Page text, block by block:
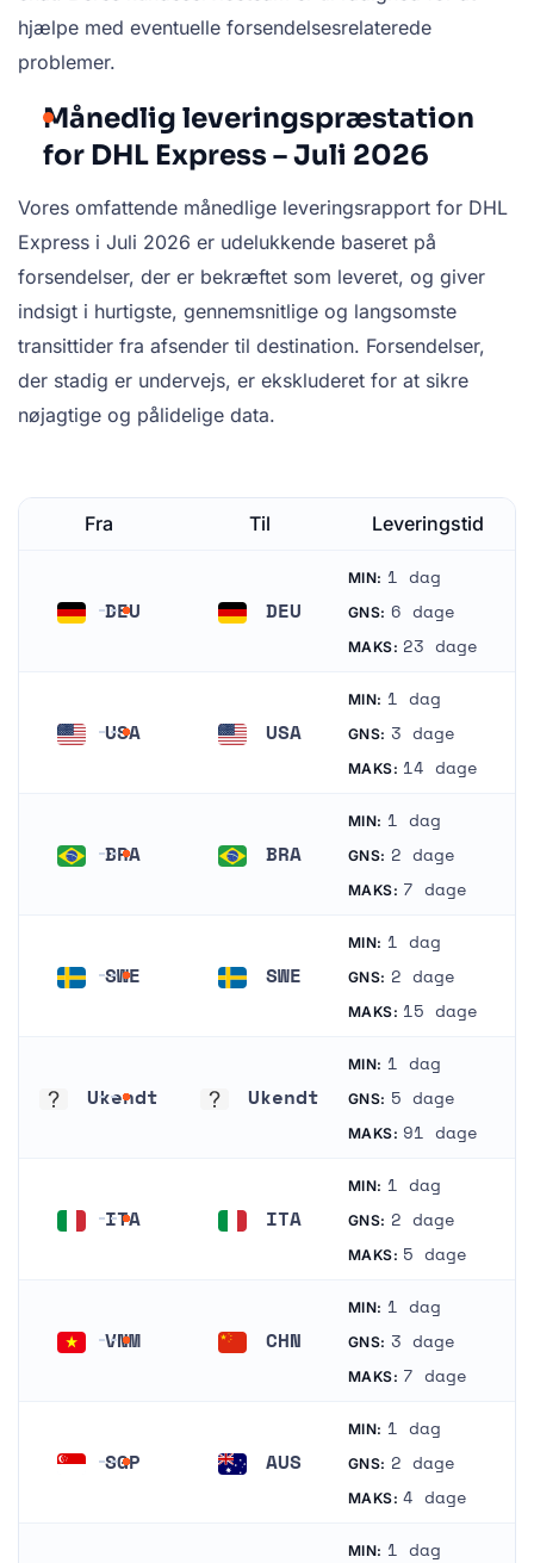
hjælpe med eventuelle forsendelsesrelaterede
problemer.
Månedlig leveringspræstation
for DHL Express – Juli 2026
Vores omfattende månedlige leveringsrapport for DHL
Express i Juli 2026 er udelukkende baseret på
forsendelser, der er bekræftet som leveret, og giver
indsigt i hurtigste, gennemsnitlige og langsomste
transittider fra afsender til destination. Forsendelser,
der stadig er undervejs, er ekskluderet for at sikre
nøjagtige og pålidelige data.
Fra Til Leveringstid
DEU DEU
MIN: 1 dag
GNS: 6 dage
MAKS: 23 dage
USA USA
MIN: 1 dag
GNS: 3 dage
MAKS: 14 dage
BRA BRA
MIN: 1 dag
GNS: 2 dage
MAKS: 7 dage
SWE SWE
MIN: 1 dag
GNS: 2 dage
MAKS: 15 dage
Ukendt Ukendt
MIN: 1 dag
GNS: 5 dage
MAKS: 91 dage
ITA ITA
MIN: 1 dag
GNS: 2 dage
MAKS: 5 dage
VNM CHN
MIN: 1 dag
GNS: 3 dage
MAKS: 7 dage
SGP AUS
MIN: 1 dag
GNS: 2 dage
MAKS: 4 dage
MIN: 1 dag